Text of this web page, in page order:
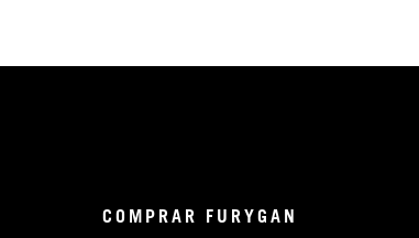
COMPRAR FURYGAN